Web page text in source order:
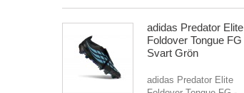
adidas Predator Elite
Foldover Tongue FG
Svart Grön
adidas Predator Elite